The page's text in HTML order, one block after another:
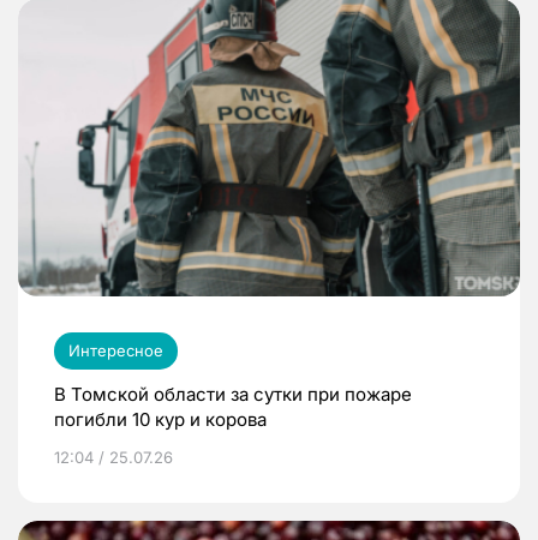
Интересное
В Томской области за сутки при пожаре
погибли 10 кур и корова
12:04 / 25.07.26